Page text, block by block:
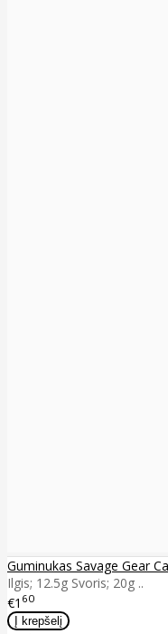
Guminukas Savage Gear
Ilgis; 12.5g Svoris; 20g ..
€1 60